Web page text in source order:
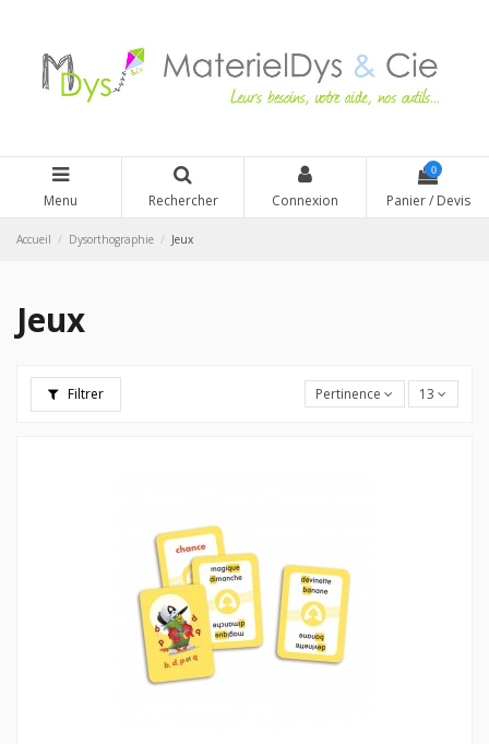
Menu Rechercher Connexion
0
Panier / Devis
Accueil Dysorthographie Jeux
Jeux
Filtrer Pertinence 13